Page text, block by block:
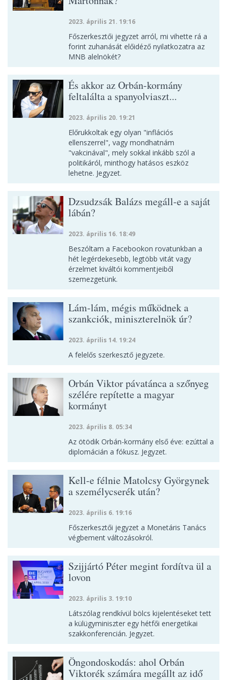
2023. április 21. 19:16
Főszerkesztői jegyzet arról, mi vihette rá a
forint zuhanását előidéző nyilatkozatra az
MNB alelnökét?
És akkor az Orbán-kormány
feltalálta a spanyolviaszt...
2023. április 20. 19:21
Előrukkoltak egy olyan "inflációs
ellenszerrel", vagy mondhatnám
"vakcinával", mely sokkal inkább szól a
politikáról, minthogy hatásos eszköz
lehetne. Jegyzet.
Dzsudzsák Balázs megáll-e a saját
lábán?
2023. április 16. 18:49
Beszóltam a Facebookon rovatunkban a
hét legérdekesebb, legtöbb vitát vagy
érzelmet kiváltói kommentjeiből
szemezgetünk.
Lám-lám, mégis működnek a
szankciók, miniszterelnök úr?
2023. április 14. 19:24
A felelős szerkesztő jegyzete.
Orbán Viktor pávatánca a szőnyeg
szélére repítette a magyar
kormányt
2023. április 8. 05:34
Az ötödik Orbán-kormány első éve: ezúttal a
diplomácián a fókusz. Jegyzet.
Kell-e félnie Matolcsy Györgynek
a személycserék után?
2023. április 6. 19:16
Főszerkesztői jegyzet a Monetáris Tanács
végbement változásokról.
Szijjártó Péter megint fordítva ül a
lovon
2023. április 3. 19:10
Látszólag rendkívül bölcs kijelentéseket tett
a külügyminiszter egy hétfői energetikai
szakkonferencián. Jegyzet.
Öngondoskodás: ahol Orbán
Viktorék számára megállt az idő